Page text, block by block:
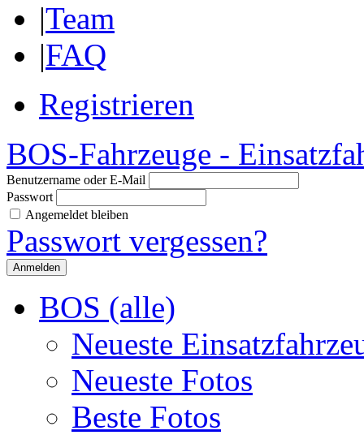
|Team
|FAQ
Registrieren
BOS-Fahrzeuge -
Benutzername oder E-Mail
Passwort
Angemeldet bleiben
Passwort vergessen?
BOS (alle)
Neueste
Neueste Fotos
Beste Fotos